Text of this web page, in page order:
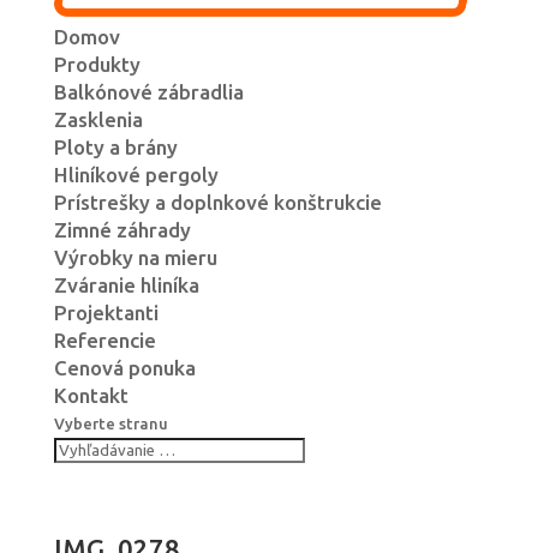
Domov
Produkty
Balkónové zábradlia
Zasklenia
Ploty a brány
Hliníkové pergoly
Prístrešky a doplnkové konštrukcie
Zimné záhrady
Výrobky na mieru
Zváranie hliníka
Projektanti
Referencie
Cenová ponuka
Kontakt
Vyberte stranu